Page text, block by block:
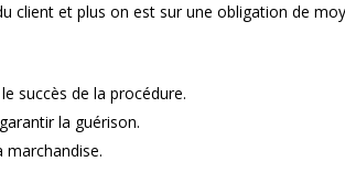
client et plus on est sur une obligation de
succès de la procédure.
la guérison.